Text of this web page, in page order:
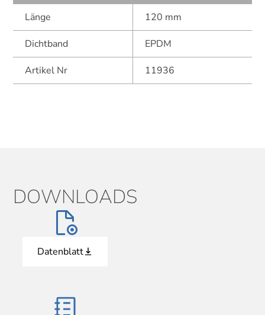
Länge
120 mm
Dichtband EPDM
Artikel Nr 11936
DOWNLOADS
Datenblatt